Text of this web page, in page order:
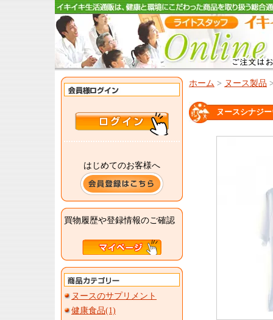
はじめてのお客様へ
買物履歴や登録情報のご確認
ヌースのサプリメント
健康食品(1)
ホーム > ヌース製品
ヌースシナジ